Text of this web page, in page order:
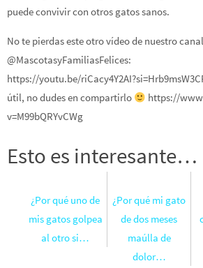
puede convivir con otros gatos sanos.
No te pierdas este otro vídeo de nuestro
@MascotasyFamiliasFelices:
https://youtu.be/
útil, no dudes en compartirlo
https://
v=M99bQRYvCWg
Esto es interesante…
¿Por qué uno de
mis gatos golpea
al otro si…
¿Por qué mi gato
de dos meses
maúlla de
dolor…